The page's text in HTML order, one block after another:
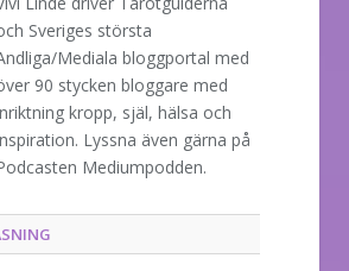
Sveriges största
Mediala bloggportal med
90 stycken bloggare med
kropp, själ, hälsa och
Lyssna även gärna på
Mediumpodden.